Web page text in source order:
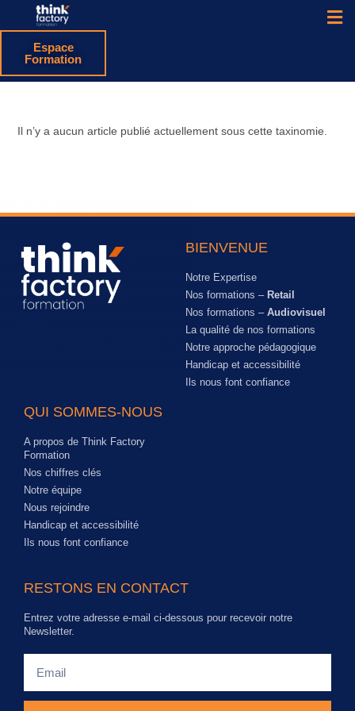
Espace
Formation
Il n’y a aucun article publié actuellement sous cette taxinomie.
BIENVENUE
Notre Expertise
Nos formations – Retail
Nos formations – Audiovisuel
La qualité de nos formations
Notre approche pédagogique
Handicap et accessibilité
Ils nous font confiance
QUI SOMMES-NOUS
A propos de Think Factory
Formation
Nos chiffres clés
Notre équipe
Nous rejoindre
Handicap et accessibilité
Ils nous font confiance
RESTONS EN CONTACT
Entrez votre adresse e-mail ci-dessous pour recevoir notre
Newsletter.